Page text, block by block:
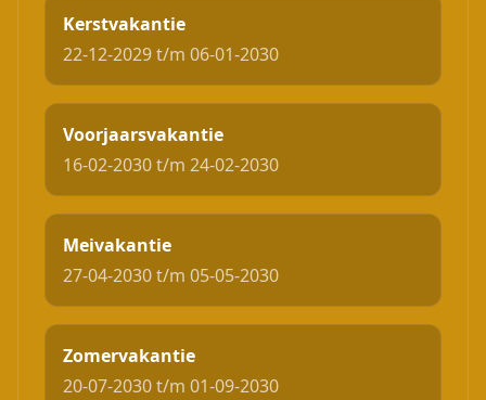
Kerstvakantie
22-12-2029 t/m 06-01-2030
Voorjaarsvakantie
16-02-2030 t/m 24-02-2030
Meivakantie
27-04-2030 t/m 05-05-2030
Zomervakantie
20-07-2030 t/m 01-09-2030